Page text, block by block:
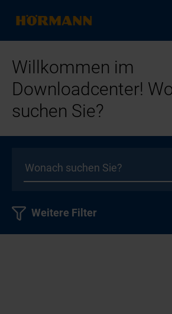
Willkommen im
Downloadcenter!
suchen Sie?
Weitere Filter